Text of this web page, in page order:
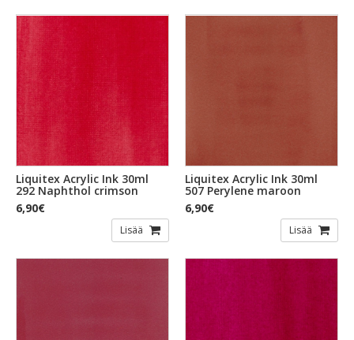
Liquitex Acrylic Ink 30ml
292 Naphthol crimson
6,90€
Lisää
Liquitex Acrylic Ink 30ml
507 Perylene maroon
6,90€
Lisää